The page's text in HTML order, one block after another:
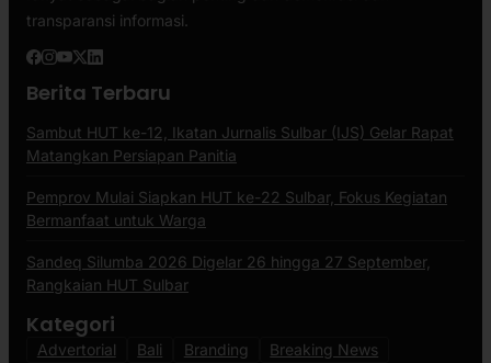
transparansi informasi.
Berita Terbaru
Sambut HUT ke-12, Ikatan Jurnalis Sulbar (IJS) Gelar Rapat
Matangkan Persiapan Panitia
Pemprov Mulai Siapkan HUT ke-22 Sulbar, Fokus Kegiatan
Bermanfaat untuk Warga
Sandeq Silumba 2026 Digelar 26 hingga 27 September,
Rangkaian HUT Sulbar
Kategori
Advertorial Bali Branding Breaking News